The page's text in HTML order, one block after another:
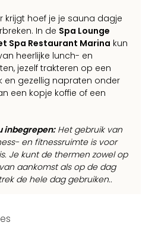
krijgt hoef je je sauna dagje
In de Spa Lounge
Spa Restaurant Marina kun
heerlijke lunch- en
jezelf trakteren op een
en gezellig napraten onder
een kopje koffie of een
inbegrepen:Het gebruik van
en fitnessruimte is voor
Je kunt de thermen zowel op
aankomst als op de dag
de hele dag gebruiken..